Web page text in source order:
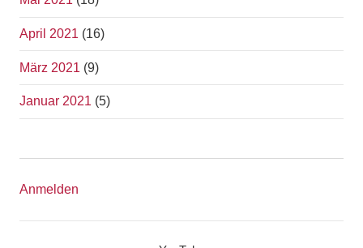
April 2021 (16)
März 2021 (9)
Januar 2021 (5)
Anmelden